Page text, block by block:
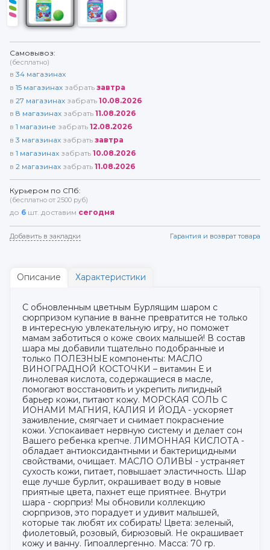
Самовывоз:
(бесплатно)
в 34 магазинах
в 15 магазинах забрать завтра
в 27 магазинах забрать 10.08.2026
в 8 магазинах забрать 11.08.2026
в 1 магазине забрать 12.08.2026
в 3 магазинах забрать завтра
в 1 магазинах забрать 10.08.2026
в 2 магазинах забрать 11.08.2026
Курьером по СПб:
(бесплатно от 2500 руб)
до 6 шт. доставим сегодня
Добавить в закладки Гарантия и возврат товара
Описание Характеристики
С обновленным цветным Бурлящим шаром с
сюрпризом купание в ванне превратится не только
в интересную увлекательную игру, но поможет
мамам заботиться о коже своих малышей! В состав
шара мы добавили тщательно подобранные и
только ПОЛЕЗНЫЕ компоненты: МАСЛО
ВИНОГРАДНОЙ КОСТОЧКИ – витамин Е и
линолевая кислота, содержащиеся в масле,
помогают восстановить и укрепить липидный
барьер кожи, питают кожу. МОРСКАЯ СОЛЬ С
ИОНАМИ МАГНИЯ, КАЛИЯ И ЙОДА - ускоряет
заживление, смягчает и снимает покраснение
кожи. Успокаивает нервную систему и делает сон
Вашего ребенка крепче. ЛИМОННАЯ КИСЛОТА -
обладает антиоксидантными и бактерицидными
свойствами, очищает. МАСЛО ОЛИВЫ - устраняет
сухость кожи, питает, повышает эластичность. Шар
еще лучше бурлит, окрашивает воду в новые
приятные цвета, пахнет еще приятнее. Внутри
шара - сюрприз! Мы обновили коллекцию
сюрпризов, это порадует и удивит малышей,
которые так любят их собирать! Цвета: зеленый,
фиолетовый, розовый, бирюзовый. Не окрашивает
кожу и ванну. Гипоаллергенно. Масса: 70 гр.